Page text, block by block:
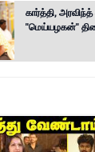
கார்த்தி, அரவிந்த்
"மெய்யழகன்"